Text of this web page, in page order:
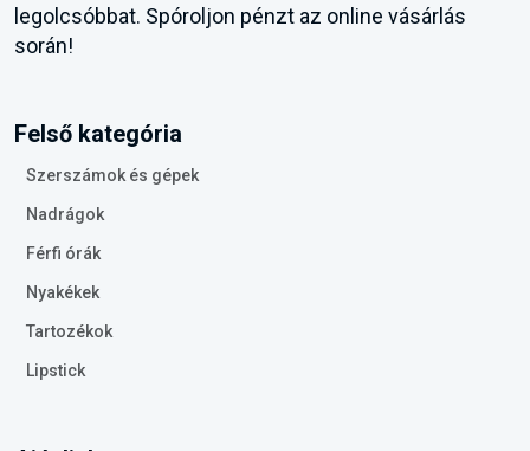
legolcsóbbat. Spóroljon pénzt az online vásárlás
során!
Felső kategória
Szerszámok és gépek
Nadrágok
Férfi órák
Nyakékek
Tartozékok
Lipstick